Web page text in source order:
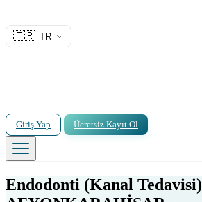
🇹🇷 TR
Giriş Yap Ücretsiz Kayıt Ol
Endodonti (Kanal Tedavisi)